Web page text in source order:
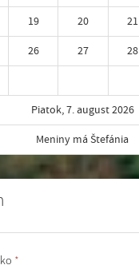
19 20 21
26 27 28
Piatok, 7. august 2026
Meniny má Štefánia
*